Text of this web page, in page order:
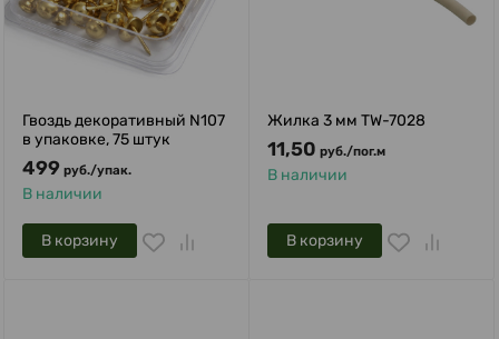
Гвоздь декоративный N107
в упаковке, 75 штук
499 руб./упак.
В наличии
В корзину
Жилка 3 мм TW-7028
11,50 руб./пог.м
В наличии
В корзину